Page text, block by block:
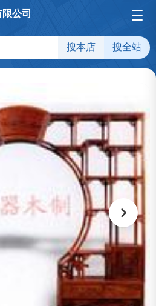
公司
搜本店 搜全站